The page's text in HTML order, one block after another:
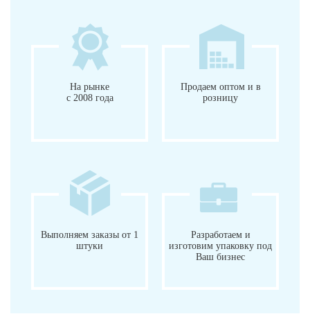
На рынке
с 2008 года
Продаем оптом и в
розницу
Выполняем заказы от 1
штуки
Разработаем и
изготовим упаковку под
Ваш бизнес